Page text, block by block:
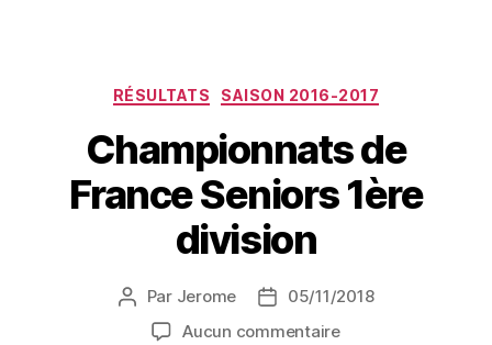
RÉSULTATS SAISON 2016-2017
Championnats de
France Seniors 1ère
division
Par Jerome
05/11/2018
Aucun commentaire